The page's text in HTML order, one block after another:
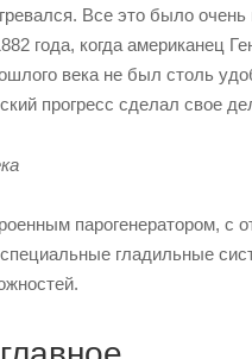
Все это было очень
года, когда американец
века не был столь
прогресс сделал свое
парогенератором, с
гладильные